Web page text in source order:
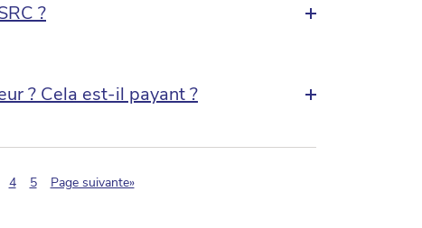
?
? Cela est-il payant ?
4 5 Page suivante»